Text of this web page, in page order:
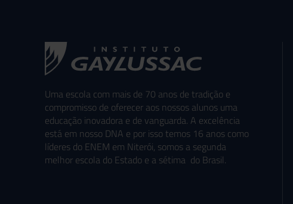
Uma escola com mais de 70 anos de tradição e
compromisso de oferecer aos nossos alunos uma
educação inovadora e de vanguarda. A excelência
está em nosso DNA e por isso temos 16 anos como
líderes do ENEM em Niterói, somos a segunda
melhor escola do Estado e a sétima do Brasil.